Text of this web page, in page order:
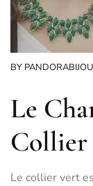
BY
Le
Le collier vert